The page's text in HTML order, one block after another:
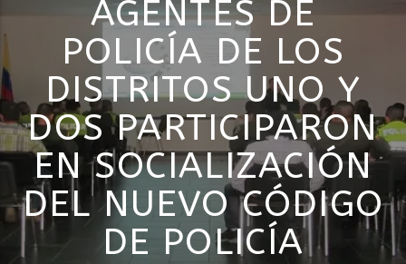
LA COMETA, SEÑALES A CIELO ABIERTO
AGENTES DE
POLICÍA DE LOS
DISTRITOS UNO Y
DOS PARTICIPARON
EN SOCIALIZACIÓN
DEL NUEVO CÓDIGO
DE POLICÍA